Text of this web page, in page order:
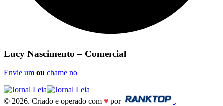
Lucy Nascimento – Comercial
Envie um ou chame no
© 2026. Criado e operado com ♥ por
.